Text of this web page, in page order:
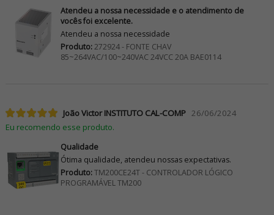
Atendeu a nossa necessidade e o atendimento de
vocês foi excelente.
Atendeu a nossa necessidade
Produto:272924 - FONTE CHAV
85~264VAC/100~240VAC 24VCC 20A BAE0114
João Victor INSTITUTO CAL-COMP 26/06/2024
Eu recomendo esse produto.
Qualidade
Ótima qualidade, atendeu nossas expectativas.
Produto:TM200CE24T - CONTROLADOR LÓGICO
PROGRAMÁVEL TM200